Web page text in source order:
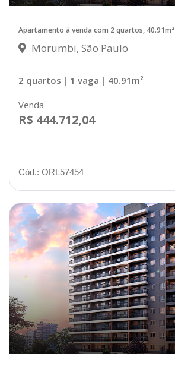
Apartamento à venda com 2 quartos, 40.91m²
Morumbi, São Paulo
2 quartos | 1 vaga | 40.91m²
Venda
R$ 444.712,04
Cód.: ORL57454